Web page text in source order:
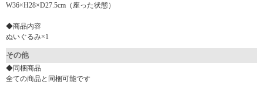
W36×H28×D27.5cm（座った状態）
◆商品内容
ぬいぐるみ×1
その他
◆同梱商品
全ての商品と同梱可能です